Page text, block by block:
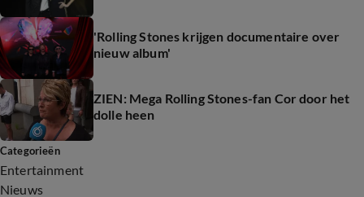
'Rolling Stones krijgen documentaire over
nieuw album'
ZIEN: Mega Rolling Stones-fan Cor door het
dolle heen
Categorieën
Entertainment
Nieuws